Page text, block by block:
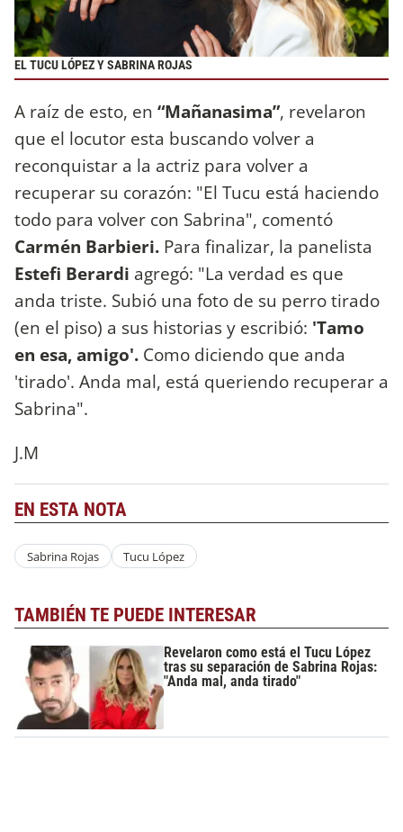
EL TUCU LÓPEZ Y SABRINA ROJAS
A raíz de esto, en “Mañanasima”, revelaron
que el locutor esta buscando volver a
reconquistar a la actriz para volver a
recuperar su corazón: "El Tucu está haciendo
todo para volver con Sabrina", comentó
Carmén Barbieri. Para finalizar, la panelista
Estefi Berardi agregó: "La verdad es que
anda triste. Subió una foto de su perro tirado
(en el piso) a sus historias y escribió: 'Tamo
en esa, amigo'. Como diciendo que anda
'tirado'. Anda mal, está queriendo recuperar a
Sabrina".
J.M
EN ESTA NOTA
Sabrina Rojas Tucu López
TAMBIÉN TE PUEDE INTERESAR
Revelaron como está el Tucu López
tras su separación de Sabrina Rojas:
"Anda mal, anda tirado"